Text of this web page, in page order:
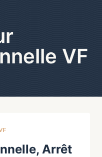
VF
Arrêt